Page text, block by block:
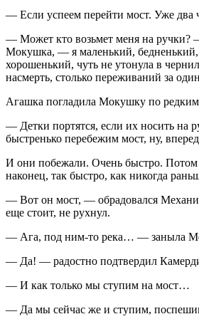
— Если успеем перейти мост. Уже два
— Может кто возьмет меня на ручки?
Мокушка, — я маленький,
хорошенький, чуть не утонула в
насмерть, столько переживаний за
Агашка погладила Мокушку по
— Детки портятся, если их носить на
быстренько перебежим мост, ну,
И они побежали. Очень быстро.
наконец, так быстро, как никогда
— Вот он мост, — обрадовался
еще стоит, не рухнул.
— Ага, под ним-то река… — заныла
— Да! — радостно подтвердил
— И как только мы ступим на мост…
— Да мы сейчас же и ступим,